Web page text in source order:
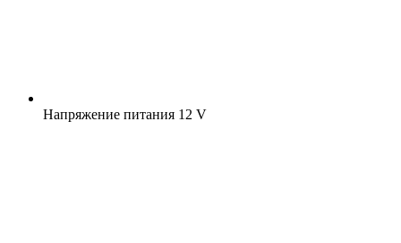
Напряжение питания 12 V